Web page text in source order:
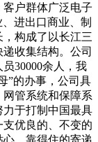
户群体广泛电子
进出口商业、制
构成了以长江三
收集结构。公司
30000余人，我
”的办事，公司具
管系统和保障系
于打制中国最具
优良的、不变的
、靠得住的寄递